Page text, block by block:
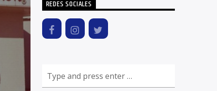
REDES SOCIALES